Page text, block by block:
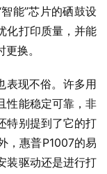
能”芯片的硒鼓设
化打印质量，并能
换。
表现不俗。许多用
性能稳定可靠，非
特别提到了它的打
，惠普P1007的易
装驱动还是进行打